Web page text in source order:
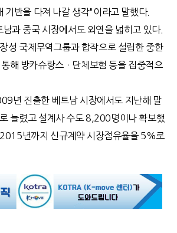
기반을 다져 나갈 생각"이라고 말했다.
과 중국 시장에서도 외연을 넓히고 있다.
성 국제무역그룹과 합작으로 설립한 중한
해 방카슈랑스ㆍ단체보험 등을 집중적으
년 진출한 베트남 시장에서도 지난해 말
늘렸고 설계사 수도 8,200명이나 확보했
년까지 신규계약 시장점유율을 5%로